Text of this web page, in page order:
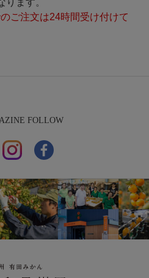
ご注文は24時間受け付けて
FOLLOW